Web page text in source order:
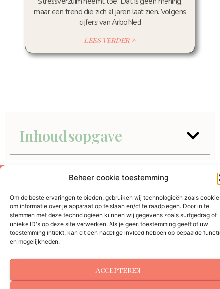
Beheer cookie toestemming
Om de beste ervaringen te bieden, gebruiken wij technologieën zoals
om informatie over je apparaat op te slaan en/of te raadplegen. Door in te
stemmen met deze technologieën kunnen wij gegevens zoals surfgedrag of
unieke ID's op deze site verwerken. Als je geen toestemming geeft of uw
toestemming intrekt, kan dit een nadelige invloed hebben op bepaalde
en mogelijkheden.
Accepteren
maar een trend die zich al jaren laat zien. Volgens
cijfers van ArboNed
Lees verder »
Inhoudsopgave
Mndoff | Sandra Luijendijk | Sandra@Mndoff.nl
KvK: 69472610
Informatie deelname| Disclamer|privacy verklaring|
cookiestatement
© 2026 All Rights Reserved